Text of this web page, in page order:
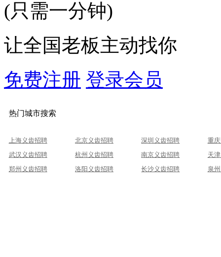
(只需一分钟)
让全国老板主动找你
免费注册 登录会员
热门城市搜索
上海义齿招聘 北京义齿招聘 深圳义齿招聘
重
武汉义齿招聘
杭州义齿招聘 南京义齿招聘
天
郑州义齿招聘
洛阳义齿招聘 长沙义齿招聘 泉